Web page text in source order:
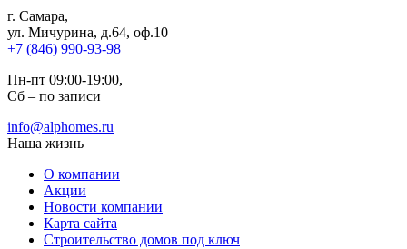
г. Самара,
ул. Мичурина, д.64, оф.10
+7 (846) 990-93-98
Пн-пт 09:00-19:00,
Сб – по записи
info@alphomes.ru
Наша жизнь
О компании
Акции
Новости компании
Карта сайта
Строительство домов под ключ